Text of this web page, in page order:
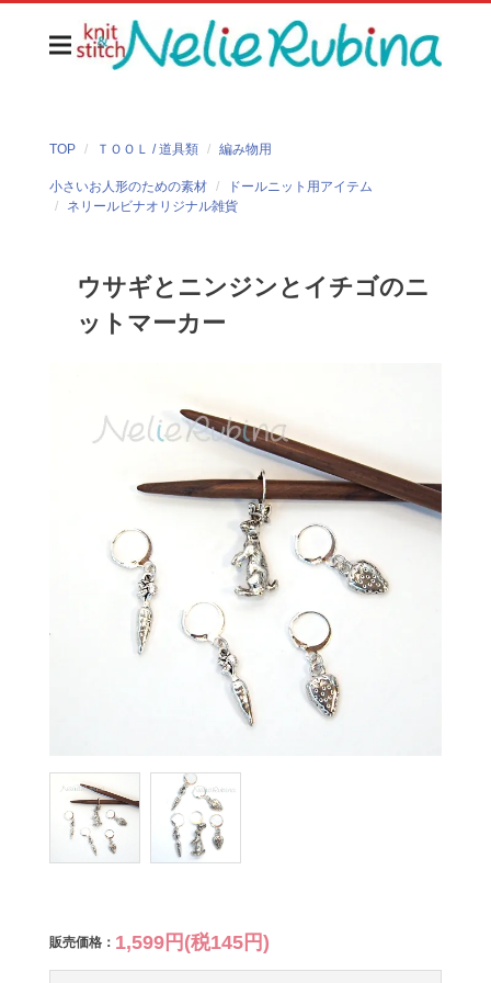
TOP ＴＯＯＬ / 道具類 編み物用
小さいお人形のための素材
ドールニット用アイテム
ネリールビナオリジナル雑貨
ウサギとニンジンとイチゴのニ
ットマーカー
販売価格： 1,599円(税145円)